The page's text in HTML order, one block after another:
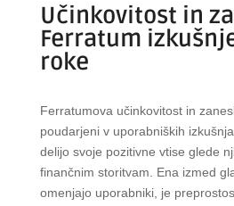
Učinkovitost in
Ferratum
roke
Ferratumova učinkovitost in
poudarjeni v uporabniških
delijo svoje pozitivne vtise glede
finančnim storitvam. Ena izmed
omenjajo uporabniki, je